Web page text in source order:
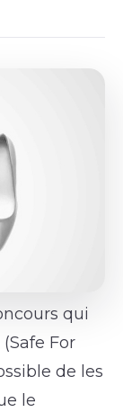
qui
For
de les
le